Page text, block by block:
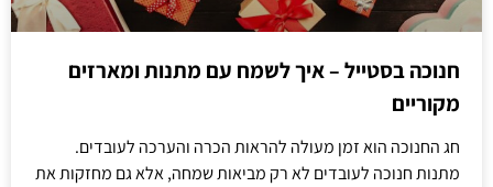
חנוכה בסטייל – איך לשמח עם מתנות ומארזים
מקוריים
חג החנוכה הוא זמן מעולה להראות הכרה והערכה לעובדים.
מתנות חנוכה לעובדים לא רק מביאות שמחה, אלא גם מחזקות את